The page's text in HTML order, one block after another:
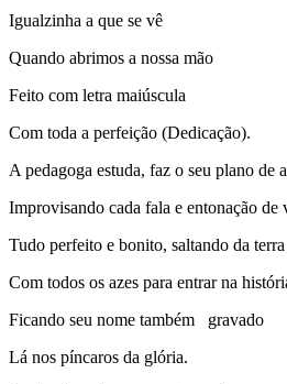
Igualzinha a que se vê
Quando abrimos a nossa mão
Feito com letra maiúscula
Com toda a perfeição (Dedicação).
A pedagoga estuda, faz o seu plano de
Improvisando cada fala e entonação de
Tudo perfeito e bonito, saltando da
Com todos os azes para entrar na
Ficando seu nome também gravado
Lá nos píncaros da glória.